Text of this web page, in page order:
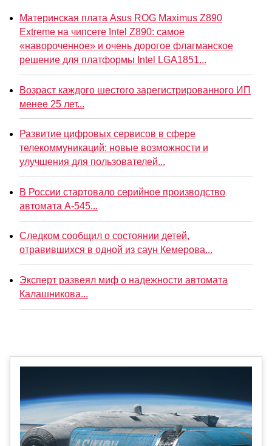
Материнская плата Asus ROG Maximus Z890
Extreme на чипсете Intel Z890: самое
«навороченное» и очень дорогое флагманское
решение для платформы Intel LGA1851...
Возраст каждого шестого зарегистрированного ИП
менее 25 лет...
Развитие цифровых сервисов в сфере
телекоммуникаций: новые возможности и
улучшения для пользователей...
В России стартовало серийное производство
автомата А-545...
Следком сообщил о состоянии детей,
отравившихся в одной из саун Кемерова...
Эксперт развеял миф о надежности автомата
Калашникова...